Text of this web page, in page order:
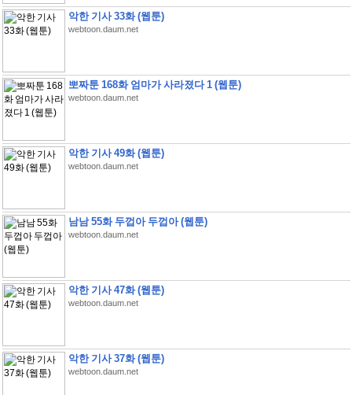
악한 기사 33화 (웹툰)
webtoon.daum.net
뽀짜툰 168화 엄마가 사라졌다 1 (웹툰)
webtoon.daum.net
악한 기사 49화 (웹툰)
webtoon.daum.net
남남 55화 두껍아 두껍아 (웹툰)
webtoon.daum.net
악한 기사 47화 (웹툰)
webtoon.daum.net
악한 기사 37화 (웹툰)
webtoon.daum.net